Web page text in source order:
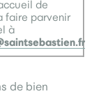
de
faire parvenir
à
de bien